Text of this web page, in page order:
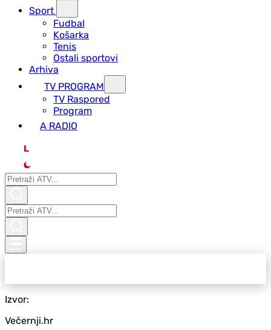
Sport
Fudbal
Košarka
Tenis
Ostali sportovi
Arhiva
TV PROGRAM
ТV Raspored
Program
A RADIO
L
Izvor:
Večernji.hr